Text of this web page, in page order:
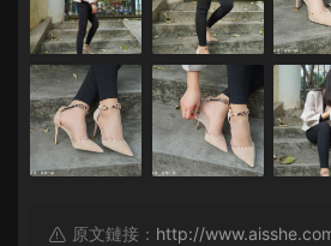
原文鏈接： http://